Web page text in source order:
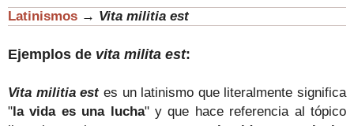
Latinismos → Vita militia est
Ejemplos de vita milita est:
Vita militia est es un latinismo que literalmente significa
"la vida es una lucha" y que hace referencia al tópico